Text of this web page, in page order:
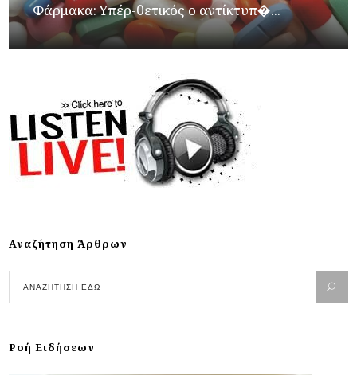
Φάρμακα: Υπέρ-θετικός ο αντίκτυπ�...
Αναζήτηση Άρθρων
Ροή Ειδήσεων